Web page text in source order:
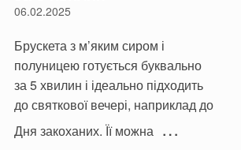
06.02.2025
Брускета з м’яким сиром і
полуницею готується буквально
за 5 хвилин і ідеально підходить
до святкової вечері, наприклад до
Дня закоханих. Її можна …